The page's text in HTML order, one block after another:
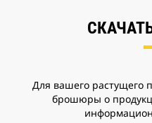
Для вашего растущего
брошюры о